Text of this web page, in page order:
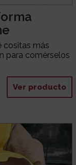
cositas más
para comérselos
Ver producto